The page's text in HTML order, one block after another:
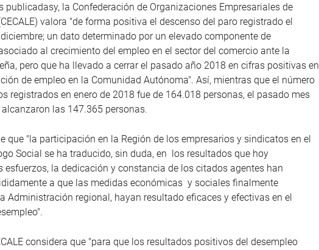
publicadasy, la Confederación de Organizaciones Empresariales de
valora "de forma positiva el descenso del paro registrado el
un dato determinado por un elevado componente de
al crecimiento del empleo en el sector del comercio ante la
pero que ha llevado a cerrar el pasado año 2018 en cifras positivas en
de empleo en la Comunidad Autónoma". Así, mientras que el número
registrados en enero de 2018 fue de 164.018 personas, el pasado mes
las 147.365 personas.
que "la participación en la Región de los empresarios y sindicatos en el
Social se ha traducido, sin duda, en los resultados que hoy
esfuerzos, la dedicación y constancia de los citados agentes han
a que las medidas económicas y sociales finalmente
Administración regional, hayan resultado eficaces y efectivas en el
considera que "para que los resultados positivos del desempleo